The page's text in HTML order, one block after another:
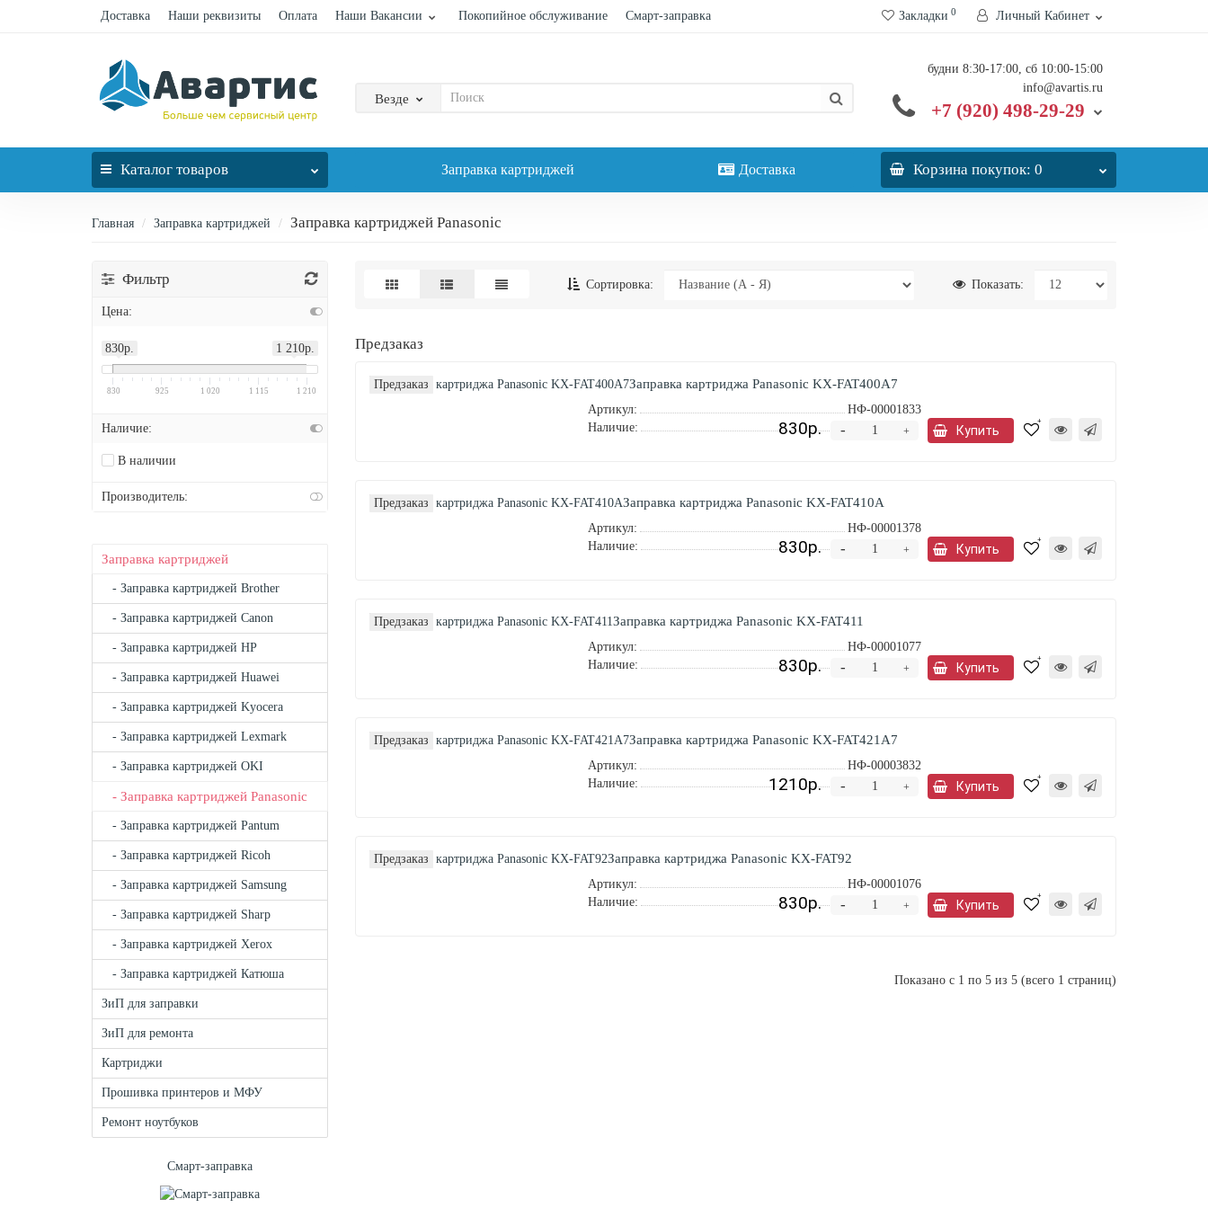
Доставка Наши реквизиты Оплата Наши Вакансии Покопийное обслуживание Смарт-заправка Закладки 0 Личный Кабинет
Везде
будни 8:30-17:00, сб 10:00-15:00
info@avartis.ru
+7 (920) 498-29-29
Каталог товаров Заправка картриджей Доставка Корзина покупок: 0
Главная Заправка картриджей Заправка картриджей Panasonic
Фильтр
Цена:
830р. 1 210р.
830 925 1 020 1 115 1 210
Наличие:
В наличии
Производитель:
Заправка картриджей
- Заправка картриджей Brother
- Заправка картриджей Canon
- Заправка картриджей HP
- Заправка картриджей Huawei
- Заправка картриджей Kyocera
- Заправка картриджей Lexmark
- Заправка картриджей OKI
- Заправка картриджей Panasonic
- Заправка картриджей Pantum
- Заправка картриджей Ricoh
- Заправка картриджей Samsung
- Заправка картриджей Sharp
- Заправка картриджей Xerox
- Заправка картриджей Катюша
ЗиП для заправки
ЗиП для ремонта
Картриджи
Прошивка принтеров и МФУ
Ремонт ноутбуков
Смарт-заправка
Сортировка: Показать:
Предзаказ
Предзаказ Заправка картриджа Panasonic KX-FAT400A7
Артикул:
НФ-00001833
Наличие:
Предзаказ
830р. +
- Купить
Предзаказ Заправка картриджа Panasonic KX-FAT410A
Артикул:
НФ-00001378
Наличие:
Предзаказ
830р. +
- Купить
Предзаказ Заправка картриджа Panasonic KX-FAT411
Артикул:
НФ-00001077
Наличие:
Предзаказ
830р. +
- Купить
Предзаказ Заправка картриджа Panasonic KX-FAT421A7
Артикул:
НФ-00003832
Наличие:
Предзаказ
1210р. +
- Купить
Предзаказ Заправка картриджа Panasonic KX-FAT92
Артикул:
НФ-00001076
Наличие:
Предзаказ
830р. +
- Купить
Показано с 1 по 5 из 5 (всего 1 страниц)